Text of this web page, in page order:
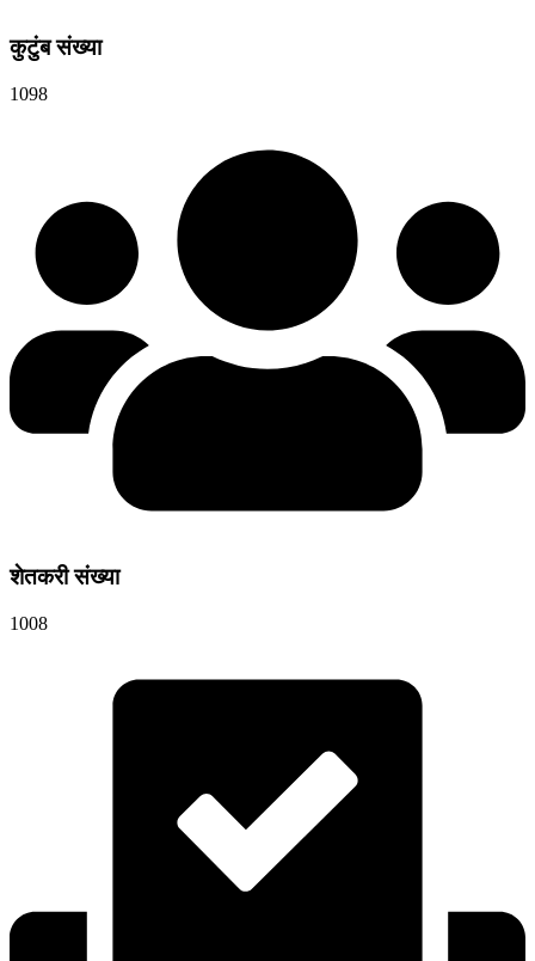
कुटुंब संख्या
1098
शेतकरी संख्या
1008